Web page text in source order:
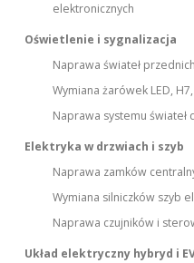
elektronicznych
Oświetlenie i sygnalizacja
Naprawa świateł
Wymiana żarówek LED,
Naprawa systemu
Elektryka w drzwiach i szyb
Naprawa zamków
Wymiana silniczków szyb
Naprawa czujników i
Układ elektryczny hybryd i